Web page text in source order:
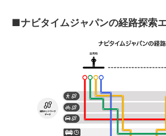
■ナビタイムジャパンの経路探索